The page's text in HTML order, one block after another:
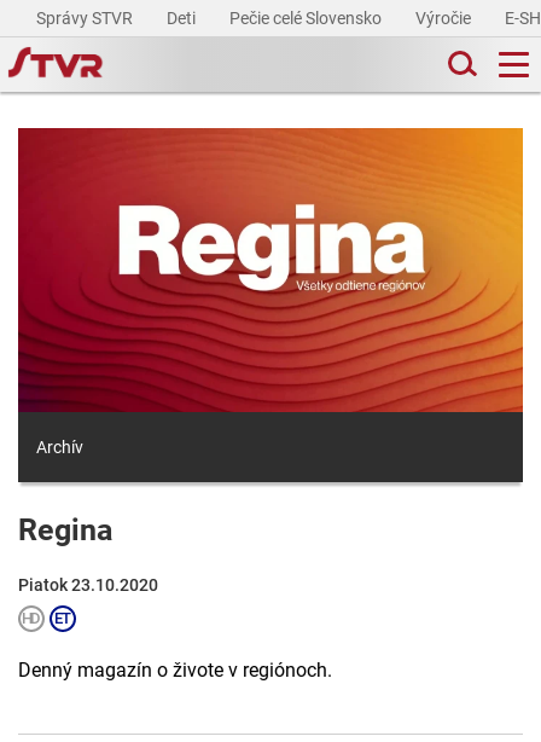
Správy STVR Deti Pečie celé Slovensko Výročie E-
Archív
Regina
Piatok 23.10.2020
Denný magazín o živote v regiónoch.